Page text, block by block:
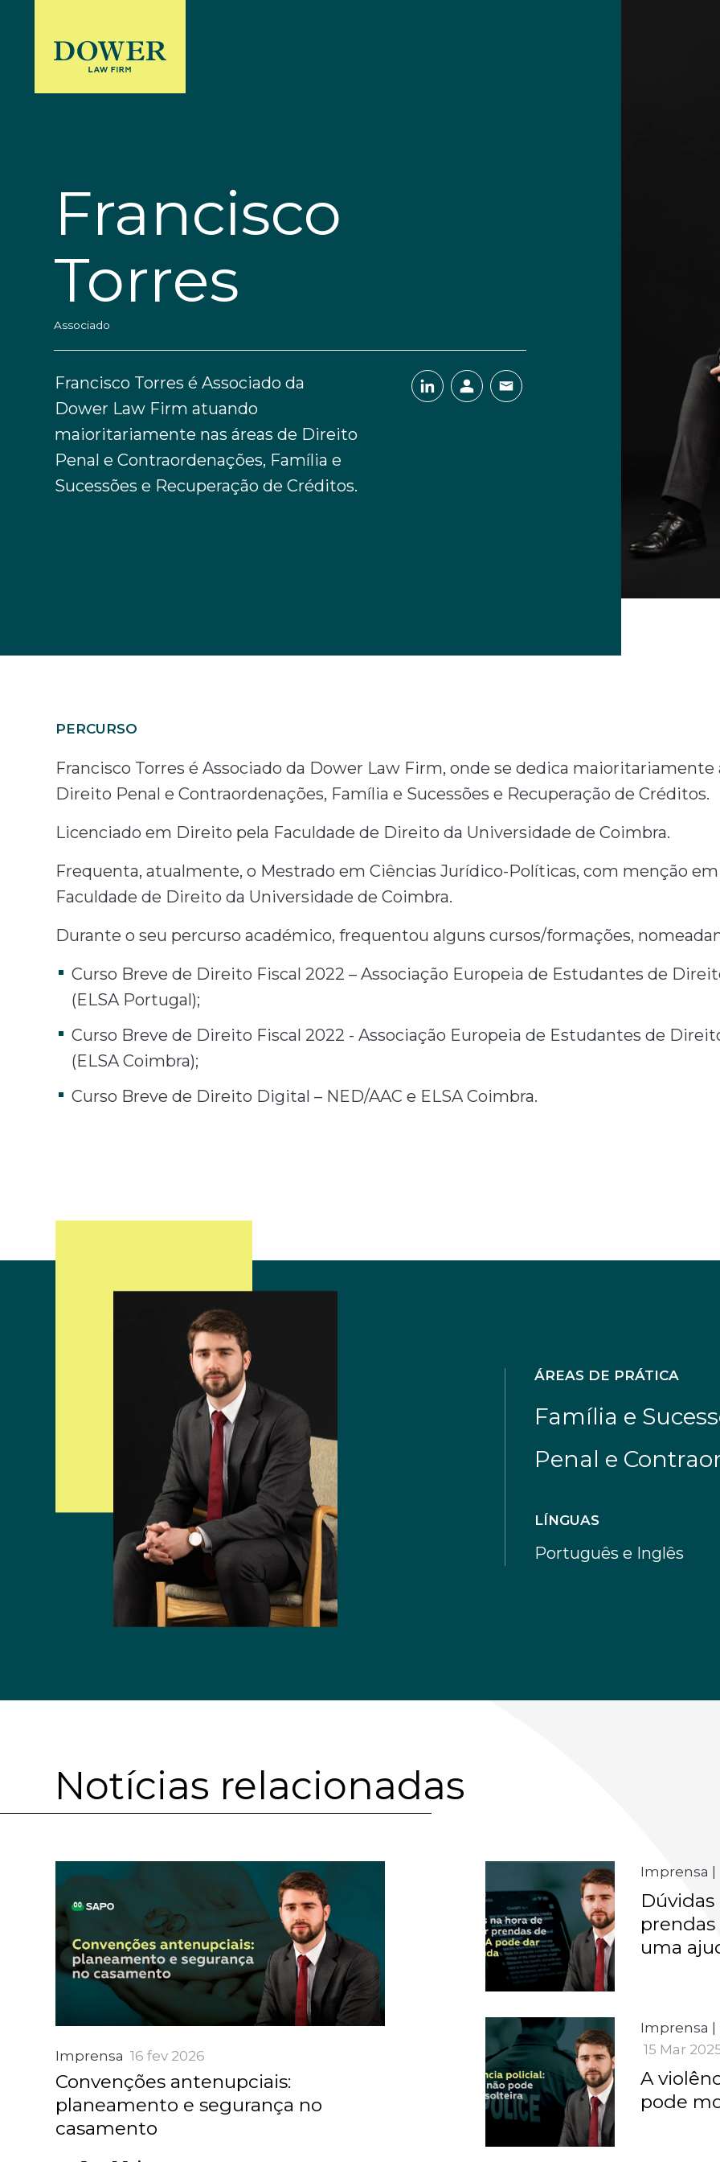
Francisco
Torres
Associado
Francisco Torres é Associado da
Dower Law Firm atuando
maioritariamente nas áreas de Direito
Penal e Contraordenações, Família e
Sucessões e Recuperação de Créditos.
PERCURSO
Francisco Torres é Associado da Dower Law Firm, onde se dedica maioritariamente
Direito Penal e Contraordenações, Família e Sucessões e Recuperação de Créditos.
Licenciado em Direito pela Faculdade de Direito da Universidade de Coimbra.
Frequenta, atualmente, o Mestrado em Ciências Jurídico-Políticas, com menção
Faculdade de Direito da Universidade de Coimbra.
Durante o seu percurso académico, frequentou alguns cursos/formações,
Curso Breve de Direito Fiscal 2022 – Associação Europeia de Estudantes de
(ELSA Portugal);
Curso Breve de Direito Fiscal 2022 - Associação Europeia de Estudantes de
(ELSA Coimbra);
Curso Breve de Direito Digital – NED/AAC e ELSA Coimbra.
ÁREAS DE PRÁTICA
Família e
Penal e
LÍNGUAS
Português e Inglês
Notícias relacionadas
Imprensa 16 fev 2026
Convenções antenupciais:
planeamento e segurança no
casamento
Imprensa
uma
Imprensa |
15 Mar
A
pode